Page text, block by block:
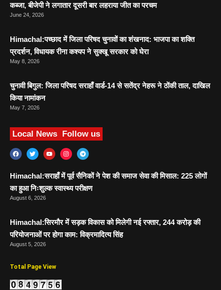
कब्जा, बीजेपी ने लगातार दूसरी बार लहराया जीत का परचम
June 24, 2026
Himachal:पच्छाद में जिला परिषद चुनावों का शंखनाद: भाजपा का शक्ति
प्रदर्शन, विधायक रीना कश्यप ने सुक्खू सरकार को घेरा
May 8, 2026
चुनावी बिगुल: जिला परिषद सराहाँ वार्ड-14 से सतेंद्र नेहरू ने ठोंकी ताल, दाखिल
किया नामांकन
May 7, 2026
Local News Follow us
Himachal:सराहाँ में पूर्व सैनिकों ने पेश की समाज सेवा की मिसाल: 225 लोगों
का हुआ निःशुल्क स्वास्थ्य परीक्षण
August 6, 2026
Himachal:सिरमौर में सड़क विकास को मिलेगी नई रफ्तार, 244 करोड़ की
परियोजनाओं पर होगा काम: विक्रमादित्य सिंह
August 5, 2026
Total Page View